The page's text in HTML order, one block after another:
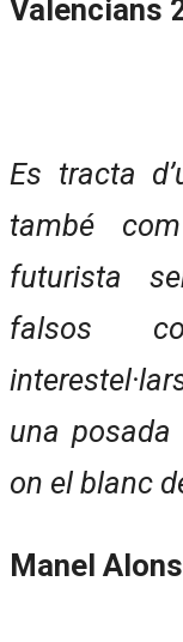
Valencians
Es tracta
també
futurista
falsos
una
on el blanc
Manel